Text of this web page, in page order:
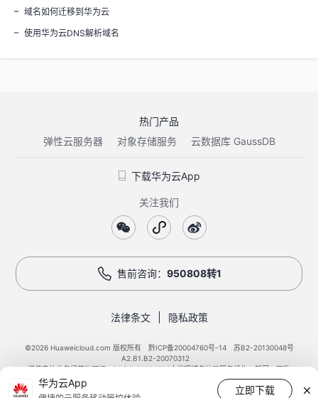
域名如何迁移到华为云
使用华为云DNS解析域名
热门产品
弹性云服务器
对象存储服务 云数据库 GaussDB
下载华为云App
关注我们
售前咨询： 950808转1
法律条文 隐私政策
©2026 Huaweicloud.com 版权所有 黔ICP备20004760号-14
苏B2-20130048号
A2.B1.B2-20070312
增值电信业务经营许可证：B1.B2-20200593 | 代理域名注册服务机构：新网、西数
电子营业执照 贵公网安备 52990002000093号
华为云App
立即下载